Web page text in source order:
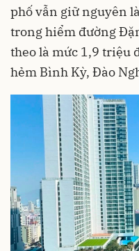
phố vẫn giữ nguyên
trong hiểm đường
theo là mức 1,9 triệu
hẻm Bình Kỳ, Đào